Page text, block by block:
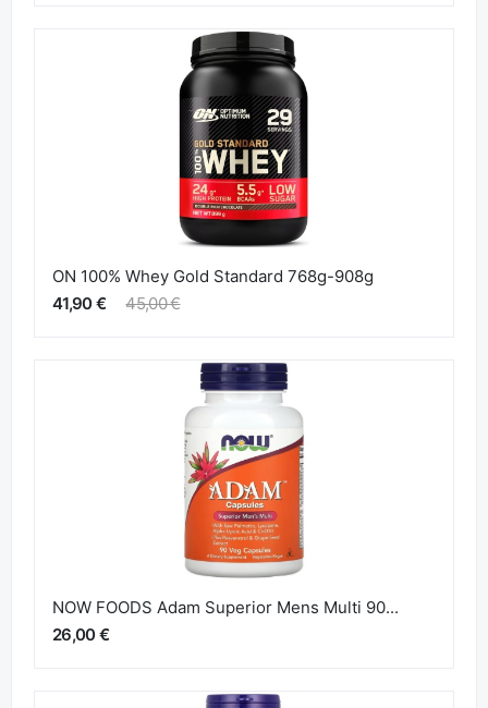
ON 100% Whey Gold Standard 768g-908g
41,90 €
45,00 €
NOW FOODS Adam Superior Mens Multi 90...
26,00 €